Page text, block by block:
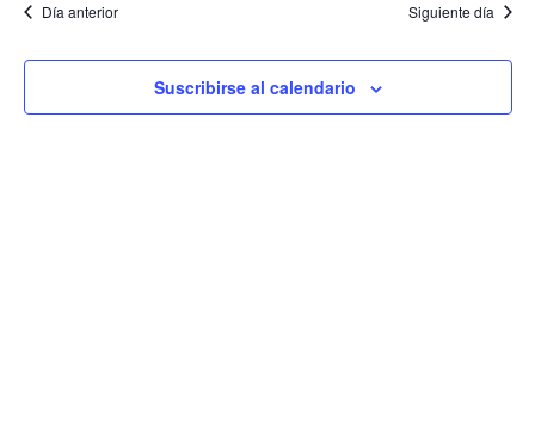
y
vistas
de
Día anterior Siguiente día
Suscribirse al calendario